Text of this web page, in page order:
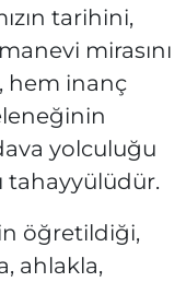
tarihini,
mirasını
hem inanç
yolculuğu
tahayyülüdür.
öğretildiği,
ahlakla,